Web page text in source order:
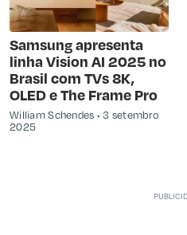
Samsung apresenta
linha Vision AI 2025 no
Brasil com TVs 8K,
OLED e The Frame Pro
William Schendes
3 setembro
2025